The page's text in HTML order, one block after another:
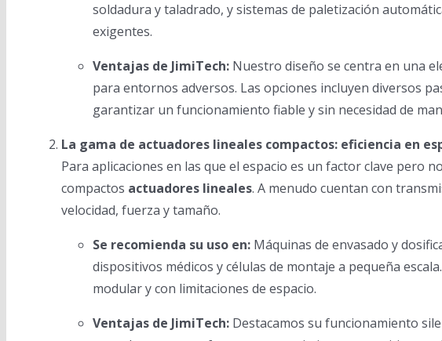
soldadura y taladrado, y sistemas de paletización
exigentes.
Ventajas de JimiTech:Nuestro diseño se centra en una
para entornos adversos. Las opciones incluyen diversos
garantizar un funcionamiento fiable y sin necesidad de
La gama de actuadores lineales compactos: eficiencia en
Para aplicaciones en las que el espacio es un factor clave pero
compactos actuadores lineales. A menudo cuentan con
velocidad, fuerza y tamaño.
Se recomienda su uso en:Máquinas de envasado y
dispositivos médicos y células de montaje a pequeña
modular y con limitaciones de espacio.
Ventajas de JimiTech:Destacamos su funcionamiento